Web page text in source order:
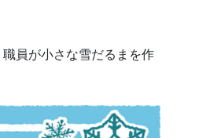
員が小さな雪だるまを作